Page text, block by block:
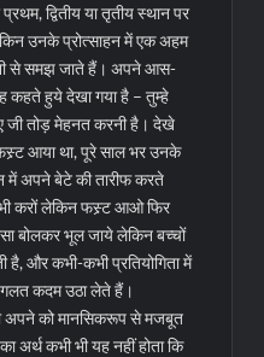
द्वितीय या तृतीय स्थान पर
उनके प्रोत्साहन में एक अहम
से समझ जाते हैं। अपने आस-
कहते हुये देखा गया है – तुम्हे
जी तोड़ मेहनत करनी है। देखे
आया था, पूरे साल भर उनके
में अपने बेटे की तारीफ करते
करों लेकिन फस्र्ट आओ फिर
बोलकर भूल जाये लेकिन बच्चों
है, और कभी-कभी प्रतियोगिता में
गलत कदम उठा लेते हैं।
अपने को मानसिकरूप से मजबूत
अर्थ कभी भी यह नहीं होता कि